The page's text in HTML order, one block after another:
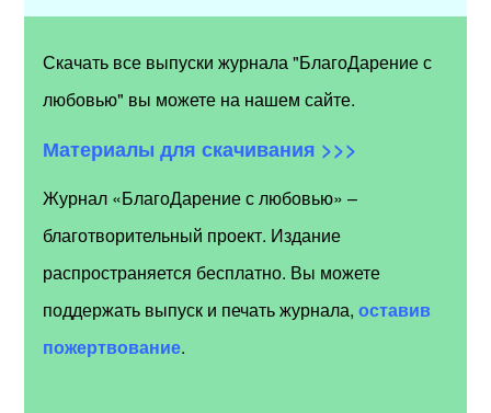
Скачать все выпуски журнала "БлагоДарение с
любовью" вы можете на нашем сайте.
Материалы для скачивания >>>
Журнал «БлагоДарение с любовью» –
благотворительный проект. Издание
распространяется бесплатно. Вы можете
поддержать выпуск и печать журнала,оставив
пожертвование.